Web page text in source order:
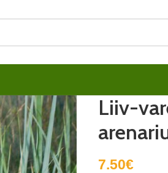
Liiv-
7.50€